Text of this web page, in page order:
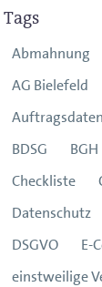
Tags
Abmahnung
AG Bielefeld
BDSG
BGH
Checkliste
Datenschutz
DSGVO
E-
einstweilige